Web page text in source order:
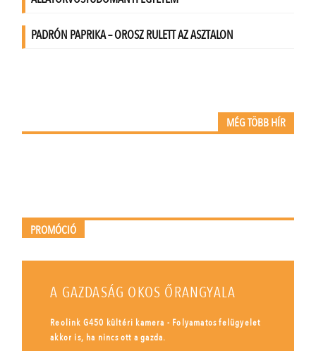
MÉG TÖBB HÍR
PROMÓCIÓ
A GAZDASÁG OKOS ŐRANGYALA
Reolink G450 kültéri kamera - Folyamatos felügyelet
akkor is, ha nincs ott a gazda.